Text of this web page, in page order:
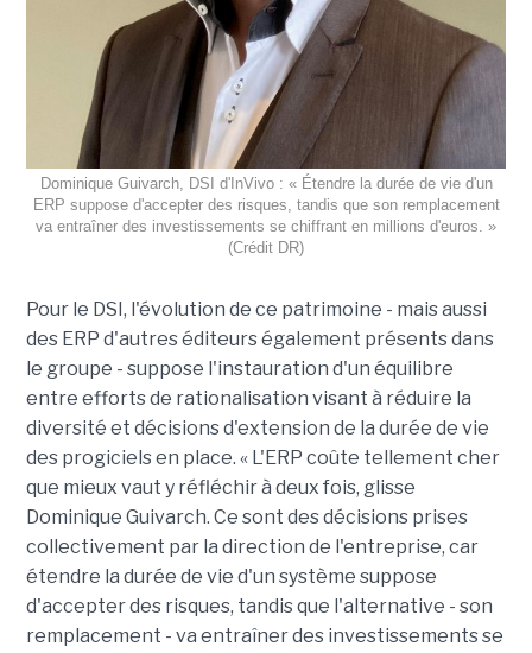
Dominique Guivarch, DSI d'InVivo : « Étendre la durée de vie d'un
ERP suppose d'accepter des risques, tandis que son remplacement
va entraîner des investissements se chiffrant en millions d'euros. »
(Crédit DR)
Pour le DSI, l'évolution de ce patrimoine - mais aussi
des ERP d'autres éditeurs également présents dans
le groupe - suppose l'instauration d'un équilibre
entre efforts de rationalisation visant à réduire la
diversité et décisions d'extension de la durée de vie
des progiciels en place. « L'ERP coûte tellement cher
que mieux vaut y réfléchir à deux fois, glisse
Dominique Guivarch. Ce sont des décisions prises
collectivement par la direction de l'entreprise, car
étendre la durée de vie d'un système suppose
d'accepter des risques, tandis que l'alternative - son
remplacement - va entraîner des investissements se